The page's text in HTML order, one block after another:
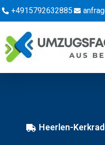
+4915792632885
Heerlen-